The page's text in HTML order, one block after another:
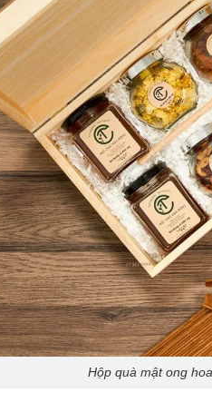
Hộp quà mật ong